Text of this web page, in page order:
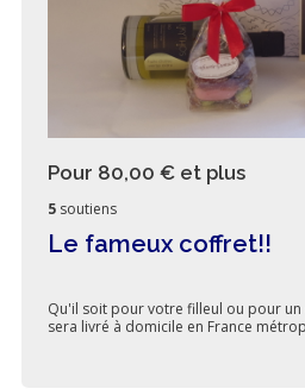
Pour 80,00 € et plus
5 soutiens
Le fameux coffret!!
Qu'il soit pour votre filleul ou pour
sera livré à domicile en France